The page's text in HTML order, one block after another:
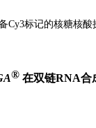
Cy3标记的核糖核
® 在双链RNA合